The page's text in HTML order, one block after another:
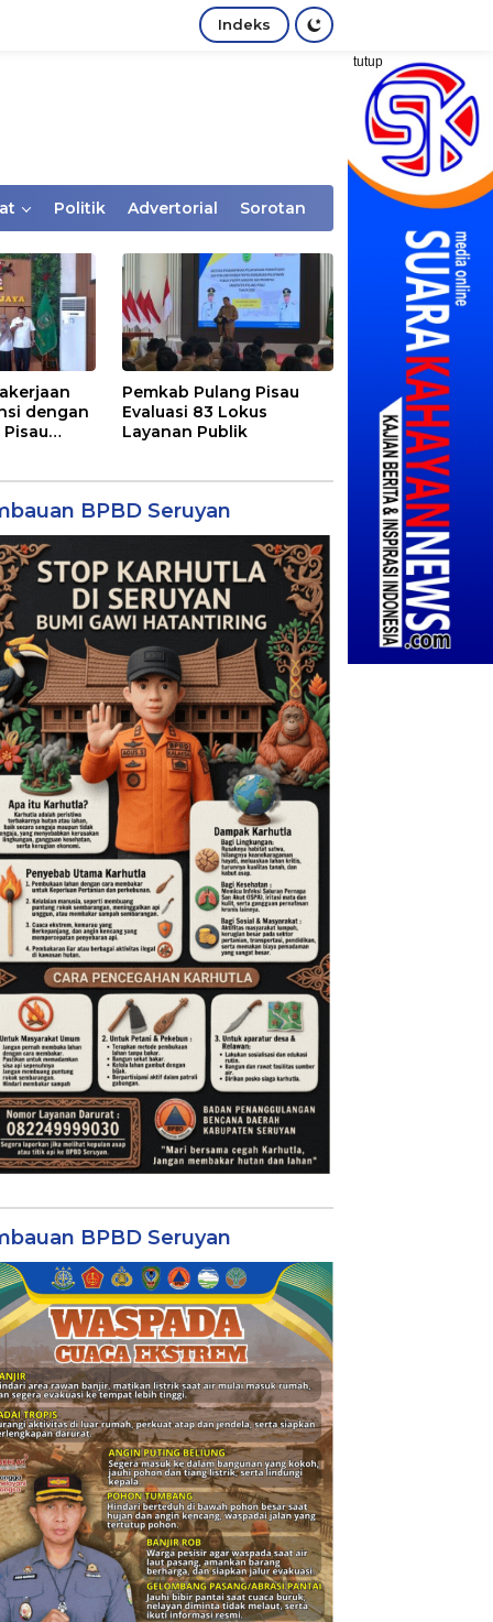
Indeks
tutup
Politik Advertorial Sorotan
dengan
Pemkab Pulang Pisau
Evaluasi 83 Lokus
Layanan Publik
BPBD Seruyan
BPBD Seruyan